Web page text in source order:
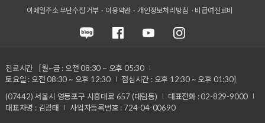
이메일주소 무단수집 거부 이용약관 개인정보처리방침 비급여진료비
진료시간
[월~금 : 오전 08:30 ~ 오후 05:30
토요일 : 오전 08:30 ~ 오후 12:30
점심시간 : 오후 12:30 ~ 오후 01:30]
(07442) 서울시 영등포구 시흥대로 657 (대림동)
대표전화 : 02-829-9000
대표자명 : 김광태
사업자등록번호 : 724-04-00690